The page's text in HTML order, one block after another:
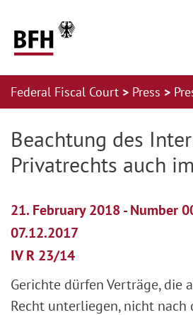
Federal Fiscal Court Press
Beachtung des
Privatrechts auch
21. February 2018 - Number
07.12.2017
IV R 23/14
Gerichte dürfen Verträge, die
Recht unterliegen, nicht nach